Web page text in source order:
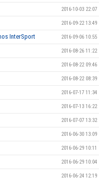
2016-10-03 22:07
2016-09-22 13:49
InterSport 2016-09-06 10:55
2016-08-26 11:22
2016-08-22 09:46
2016-08-22 08:39
2016-07-17 11:34
2016-07-13 16:22
2016-07-07 13:32
2016-06-30 13:09
2016-06-29 10:11
2016-06-29 10:04
2016-06-24 12:19